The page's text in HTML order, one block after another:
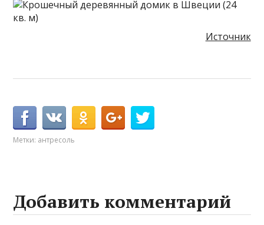
Источник
Метки: антресоль
Добавить комментарий